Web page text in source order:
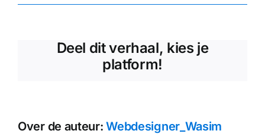
Deel dit verhaal, kies je
platform!
Over de auteur:Webdesigner_Wasim